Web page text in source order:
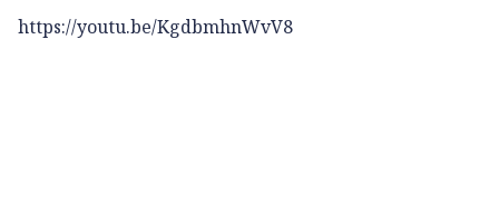
https://youtu.be/KgdbmhnWvV8